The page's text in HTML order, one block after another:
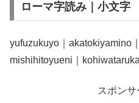
ローマ字読み｜小文字
yufuzukuyo｜akatokiyamino
mishihitoyueni｜
スポンサ